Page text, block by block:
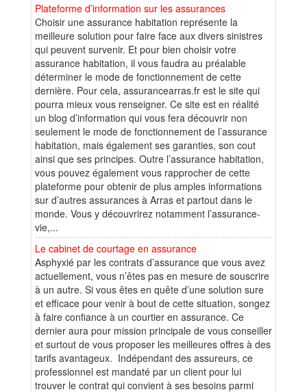
Plateforme d’information sur les assurances
Choisir une assurance habitation représente la
meilleure solution pour faire face aux divers sinistres
qui peuvent survenir. Et pour bien choisir votre
assurance habitation, il vous faudra au préalable
déterminer le mode de fonctionnement de cette
dernière. Pour cela, assurancearras.fr est le site qui
pourra mieux vous renseigner. Ce site est en réalité
un blog d’information qui vous fera découvrir non
seulement le mode de fonctionnement de l’assurance
habitation, mais également ses garanties, son cout
ainsi que ses principes. Outre l’assurance habitation,
vous pouvez également vous rapprocher de cette
plateforme pour obtenir de plus amples informations
sur d’autres assurances à Arras et partout dans le
monde. Vous y découvrirez notamment l’assurance-
vie,...
Le cabinet de courtage en assurance
Asphyxié par les contrats d’assurance que vous avez
actuellement, vous n’êtes pas en mesure de souscrire
à un autre. Si vous êtes en quête d’une solution sure
et efficace pour venir à bout de cette situation, songez
à faire confiance à un courtier en assurance. Ce
dernier aura pour mission principale de vous conseiller
et surtout de vous proposer les meilleures offres à des
tarifs avantageux. Indépendant des assureurs, ce
professionnel est mandaté par un client pour lui
trouver le contrat qui convient à ses besoins parmi